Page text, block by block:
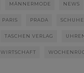
MÄNNERMODE NEWS
PARIS PRADA SCHUHE
TASCHEN VERLAG
WIRTSCHAFT